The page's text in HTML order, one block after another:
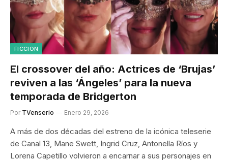
FICCION
El crossover del año: Actrices de ‘Brujas’
reviven a las ‘Ángeles’ para la nueva
temporada de Bridgerton
Por TVenserio Enero 29, 2026
A más de dos décadas del estreno de la icónica teleserie
de Canal 13, Mane Swett, Ingrid Cruz, Antonella Ríos y
Lorena Capetillo volvieron a encarnar a sus personajes en